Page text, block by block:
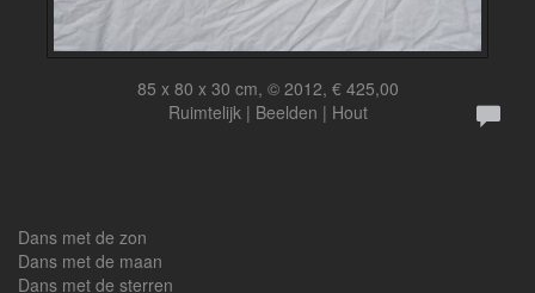
85 x 80 x 30 cm, © 2012, € 425,00
Ruimtelijk | Beelden | Hout
Dans met de zon
Dans met de maan
Dans met de sterren